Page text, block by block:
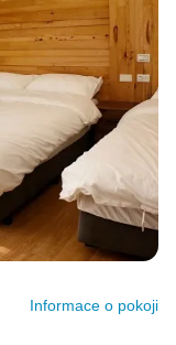
Informace o pokoji